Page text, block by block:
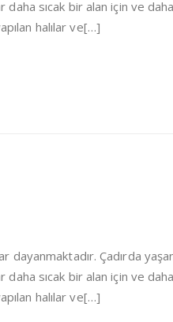
daha sıcak bir alan için ve daha
halılar ve[…]
dayanmaktadır. Çadırda
daha sıcak bir alan için ve daha
halılar ve[…]